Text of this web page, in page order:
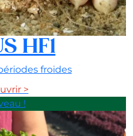
HF1
froides
>
!